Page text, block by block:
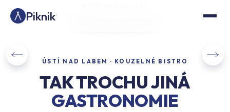
Piknik
ÚSTÍ NAD LABEM · KOUZELNÉ BISTRO
TAK TROCHU JINÁ
GASTRONOMIE